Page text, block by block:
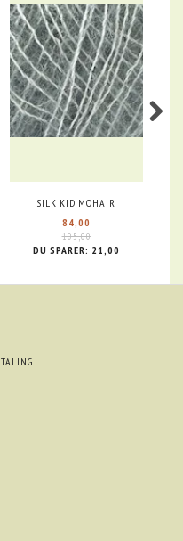
SILK KID MOHAIR
84,00
105,00
DU SPARER: 21,00